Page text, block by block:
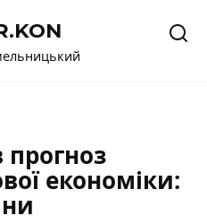
економіки: